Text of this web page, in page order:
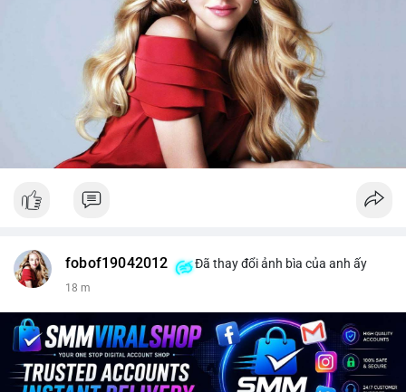
fobof19042012 Đã thay đổi ảnh bìa của anh ấy
18 m